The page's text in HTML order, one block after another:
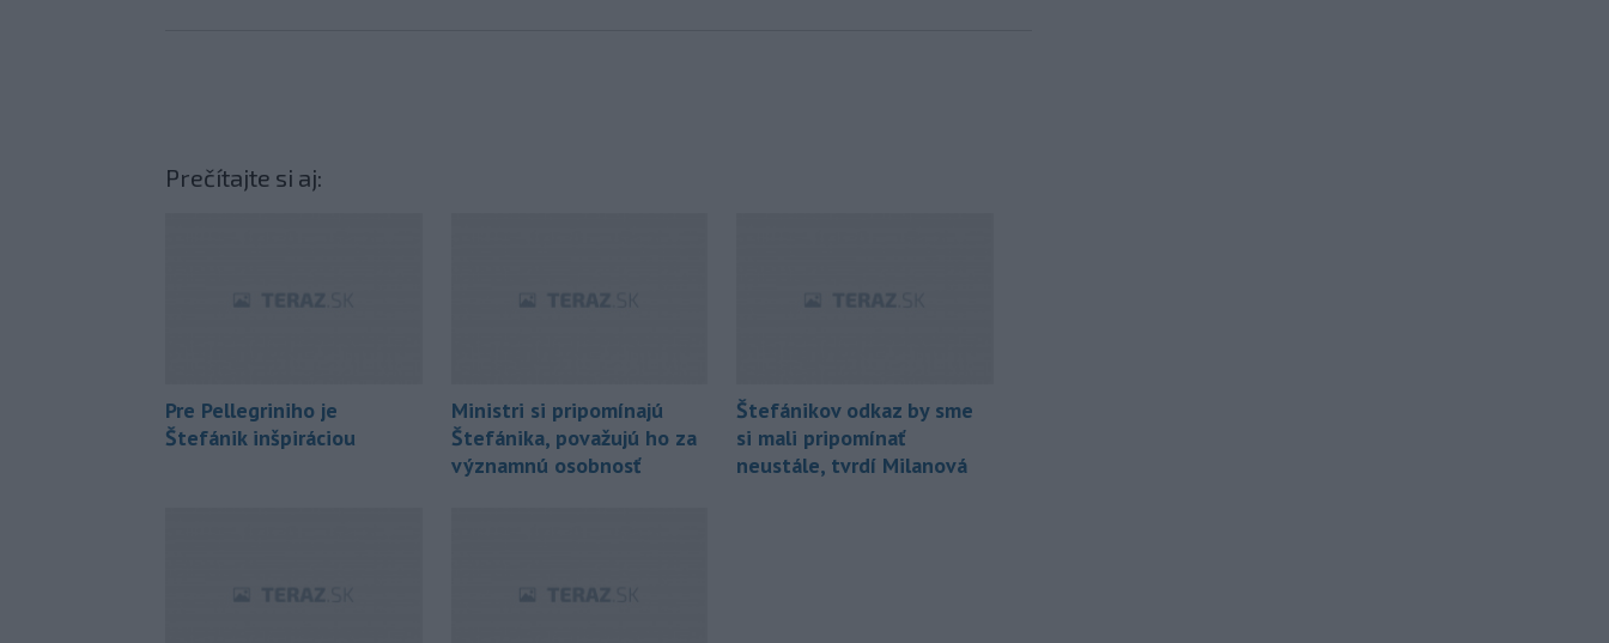
Prečítajte si aj:
Pre Pellegriniho je
Štefánik inšpiráciou
Ministri si pripomínajú
Štefánika, považujú ho za
významnú osobnosť
Štefánikov odkaz by sme
si mali pripomínať
neustále, tvrdí Milanová